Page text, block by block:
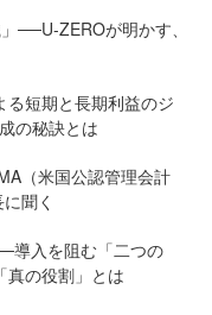
──U-ZEROが明かす、
る短期と長期利益のジ
の秘訣とは
（米国公認管理会計
聞く
導入を阻む「二つの
真の役割」とは